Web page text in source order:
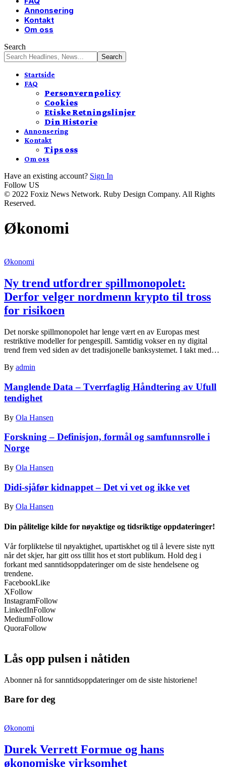
Annonsering
Kontakt
Om oss
Search
Startside
FAQ
Personvernpolicy
Cookies
Etiske Retningslinjer
Din Historie
Annonsering
Kontakt
Tips oss
Om oss
Have an existing account? Sign In
Follow US
© 2022 Foxiz News Network. Ruby Design Company. All Rights
Reserved.
Økonomi
Økonomi
Ny trend utfordrer spillmonopolet:
Derfor velger nordmenn krypto til tross
for risikoen
Det norske spillmonopolet har lenge vært en av Europas mest
restriktive modeller for pengespill. Samtidig vokser en ny digital
trend frem ved siden av det tradisjonelle banksystemet. I takt med…
By admin
Manglende Data – Tverrfaglig Håndtering av Ufull
tendighet
By Ola Hansen
Forskning – Definisjon, formål og samfunnsrolle i
Norge
By Ola Hansen
Didi-sjåfør kidnappet – Det vi vet og ikke vet
By Ola Hansen
Din pålitelige kilde for nøyaktige og tidsriktige oppdateringer!
Vår forpliktelse til nøyaktighet, upartiskhet og til å levere siste nytt
når det skjer, har gitt oss tillit hos et stort publikum. Hold deg i
forkant med sanntidsoppdateringer om de siste hendelsene og
trendene.
FacebookLike
XFollow
InstagramFollow
LinkedInFollow
MediumFollow
QuoraFollow
Lås opp pulsen i nåtiden
Abonner nå for sanntidsoppdateringer om de siste historiene!
Bare for deg
Økonomi
Durek Verrett Formue og hans
økonomiske virksomhet